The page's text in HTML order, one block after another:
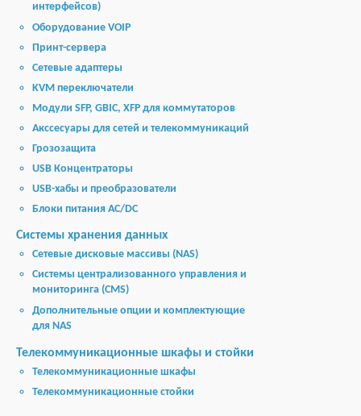
интерфейсов)
Оборудование VOIP
Принт-сервера
Сетевые адаптеры
KVM переключатели
Модули SFP, GBIC, XFP для коммутаторов
Акссесуары для сетей и телекоммуникаций
Грозозащита
USB Концентраторы
USB-хабы и преобразователи
Блоки питания AC/DC
Cистемы хранения данных
Cетевые дисковые массивы (NAS)
Системы централизованного управления и
мониторинга (CMS)
Дополнительные опции и комплектующие
для NAS
Телекоммуникационные шкафы и стойки
Телекоммуникационные шкафы
Телекоммуникационные стойки